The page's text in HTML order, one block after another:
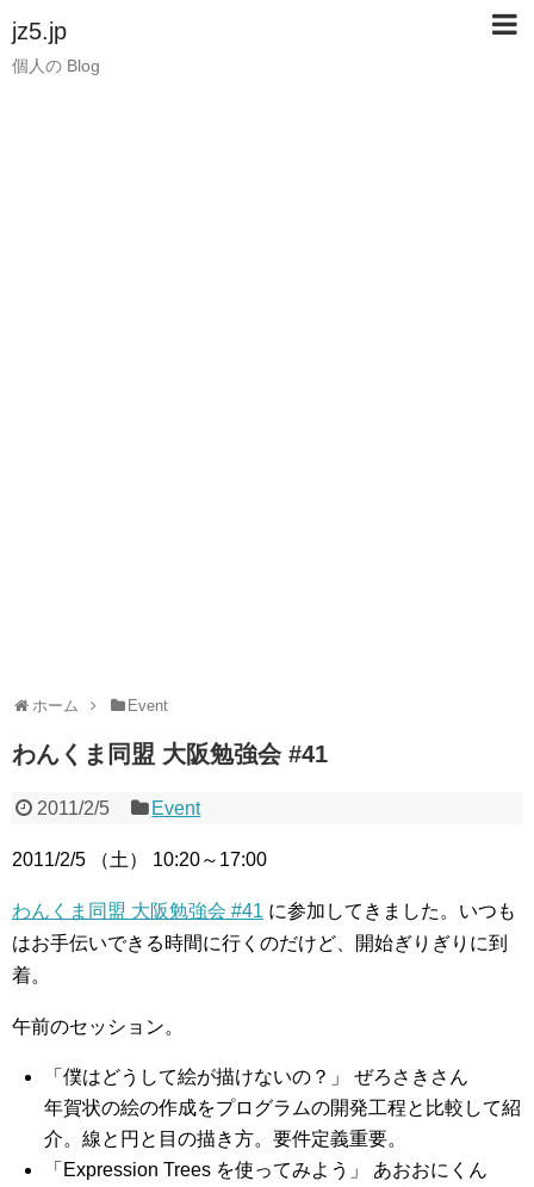
jz5.jp
個人の Blog
ホーム Event
わんくま同盟 大阪勉強会 #41
2011/2/5 Event
2011/2/5 （土） 10:20～17:00
わんくま同盟 大阪勉強会 #41 に参加してきました。いつも
はお手伝いできる時間に行くのだけど、開始ぎりぎりに到
着。
午前のセッション。
「僕はどうして絵が描けないの？」 ぜろさきさん
年賀状の絵の作成をプログラムの開発工程と比較して紹
介。線と円と目の描き方。要件定義重要。
「Expression Trees を使ってみよう」 あおおにくん